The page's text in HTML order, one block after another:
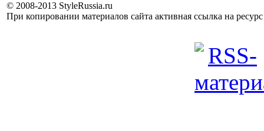
© 2008-2013 StyleRussia.ru
При копировании материалов сайта активная ссылка на